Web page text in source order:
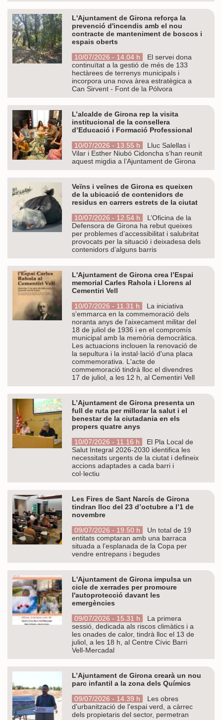
L'Ajuntament de Girona reforça la
prevenció d'incendis amb el nou
contracte de manteniment de boscos i
espais oberts
10/07/2026 - 14.04 h
El servei dona
continuïtat a la gestió de més de 133
hectàrees de terrenys municipals i
incorpora una nova àrea estratègica a
Can Sirvent - Font de la Pólvora
L’alcalde de Girona rep la visita
institucional de la consellera
d’Educació i Formació Professional
10/07/2026 - 13.55 h
Lluc Salellas i
Vilar i Esther Niubó Cidoncha s’han reunit
aquest migdia a l’Ajuntament de Girona
Veïns i veïnes de Girona es queixen
de la ubicació de contenidors de
residus en carrers estrets de la ciutat
10/07/2026 - 12.54 h
L’Oficina de la
Defensora de Girona ha rebut queixes
per problemes d’accessibilitat i salubritat
provocats per la situació i deixadesa dels
contenidors d’alguns barris
L'Ajuntament de Girona crea l’Espai
memorial Carles Rahola i Llorens al
Cementiri Vell
10/07/2026 - 11.31 h
La iniciativa
s'emmarca en la commemoració dels
noranta anys de l'aixecament militar del
18 de juliol de 1936 i en el compromís
municipal amb la memòria democràtica.
Les actuacions inclouen la renovació de
la sepultura i la instal·lació d'una placa
commemorativa. L'acte de
commemoració tindrà lloc el divendres
17 de juliol, a les 12 h, al Cementiri Vell
L’Ajuntament de Girona presenta un
full de ruta per millorar la salut i el
benestar de la ciutadania en els
propers quatre anys
10/07/2026 - 11.16 h
El Pla Local de
Salut Integral 2026-2030 identifica les
necessitats urgents de la ciutat i defineix
accions adaptades a cada barri i
col·lectiu
Les Fires de Sant Narcís de Girona
tindran lloc del 23 d’octubre a l’1 de
novembre
09/07/2026 - 19.50 h
Un total de 19
entitats comptaran amb una barraca
situada a l’esplanada de la Copa per
vendre entrepans i begudes
L'Ajuntament de Girona impulsa un
cicle de xerrades per promoure
l'autoprotecció davant les
emergències
09/07/2026 - 15.31 h
La primera
sessió, dedicada als riscos climàtics i a
les onades de calor, tindrà lloc el 13 de
juliol, a les 18 h, al Centre Cívic Barri
Vell-Mercadal
L’Ajuntament de Girona crearà un nou
parc infantil a la zona dels Químics
09/07/2026 - 14.39 h
Les obres
d'urbanització de l'espai verd, a càrrec
dels propietaris del sector, permetran